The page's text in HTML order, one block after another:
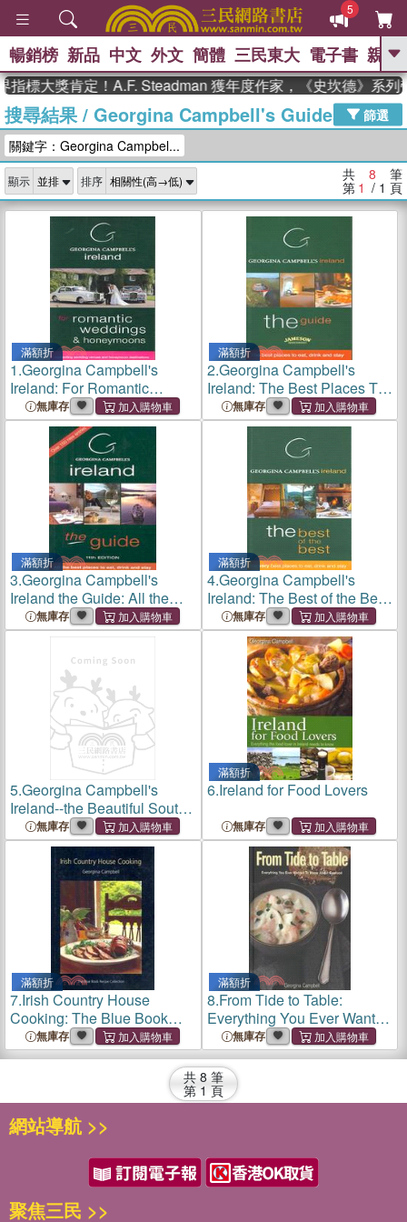
5
GO
熱搜： 東野圭吾 、 高希均教授回憶錄
、 The Odyssey 、 父親節 、 如果歷
史是一群喵
獎 臺灣漫遊錄 、 方念華 、 台灣的李
登輝時代
數學女孩：黎曼猜想 、
偉大的迷走神經
暢銷榜 新品 中文 外文 簡體 三民東大 電子書 親子
標大獎肯定！A.F. Steadman 獲年度作家，《史坎德》系列
搜尋結果/ Georgina Campbell's Guides Ltd篩選
關鍵字：Georgina Campbel...
顯示 排序 共 8 筆
第 1 / 1 頁
滿額折
1.Georgina Campbell's
Ireland: For Romantic
Weddings & Honeymoons
無庫存
滿額折
2.Georgina Campbell's
Ireland: The Best Places To
Eat Drink And Stay
無庫存
滿額折
3.Georgina Campbell's
Ireland the Guide: All the
Best Places to Eat, Drink
and Stay
無庫存
滿額折
4.Georgina Campbell's
Ireland: The Best of the Best:
The Very Best Places to Eat,
Drink & Stay
無庫存
5.Georgina Campbell's
Ireland--the Beautiful South-
west: The Best Places to
Eat, Drink & Stay
無庫存
滿額折
6.Ireland for Food Lovers
無庫存
滿額折
7.Irish Country House
Cooking: The Blue Book
Recipe Collection
無庫存
滿額折
8.From Tide to Table:
Everything You Ever Wanted
to Know About Buying,
Preparing, and Cooking
Seafood
無庫存
共 8 筆
第 1 頁
網站導航 >>
聚焦三民 >>